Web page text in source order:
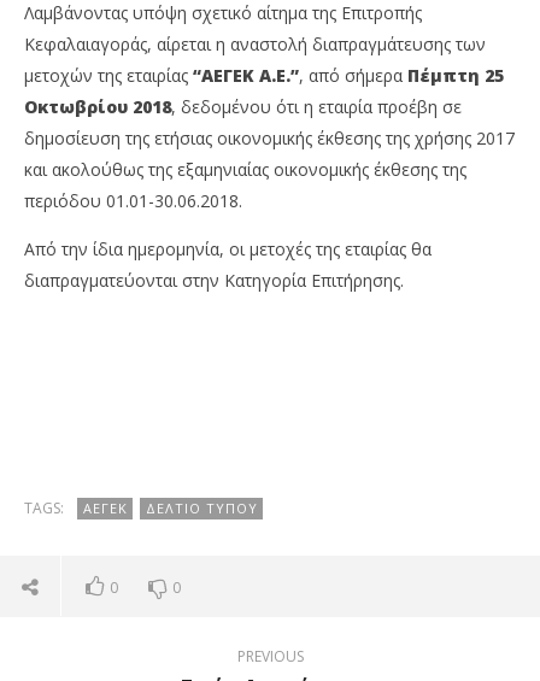
NOW VIEWING
Λαμβάνοντας υπόψη σχετικό αίτημα της Επιτροπής
Κεφαλαιαγοράς, αίρεται η αναστολή διαπραγμάτευσης των
μετοχών της εταιρίας “ΑΕΓΕΚ Α.Ε.”, από σήμερα Πέμπτη 25
Οκτωβρίου 2018, δεδομένου ότι η εταιρία προέβη σε
δημοσίευση της ετήσιας οικονομικής έκθεσης της χρήσης 2017
και ακολούθως της εξαμηνιαίας οικονομικής έκθεσης της
περιόδου 01.01-30.06.2018.
Από την ίδια ημερομηνία, οι μετοχές της εταιρίας θα
διαπραγματεύονται στην Κατηγορία Επιτήρησης.
TAGS: ΑΕΓΕΚ ΔΕΛΤΊΟ ΤΎΠΟΥ
0 0
PREVIOUS